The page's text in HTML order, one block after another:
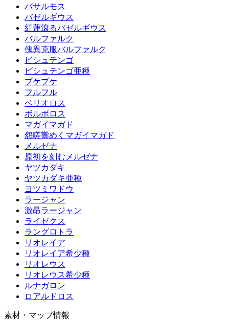
バサルモス
バゼルギウス
紅蓮滾るバゼルギウス
バルファルク
傀異克服バルファルク
ビシュテンゴ
ビシュテンゴ亜種
プケプケ
フルフル
ベリオロス
ボルボロス
マガイマガド
怨嗟響めくマガイマガド
メルゼナ
原初を刻むメルゼナ
ヤツカダキ
ヤツカダキ亜種
ヨツミワドウ
ラージャン
激昂ラージャン
ライゼクス
ラングロトラ
リオレイア
リオレイア希少種
リオレウス
リオレウス希少種
ルナガロン
ロアルドロス
素材・マップ情報